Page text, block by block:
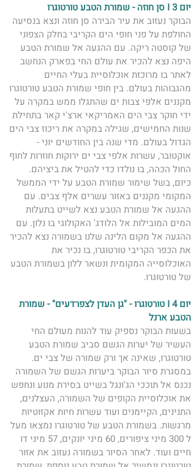
יום 3 I סן חוזה - שמורת הטבע טורטוגרו
הבוקר נעזוב את עיר הבירה סן חוזה ונצא בנסיעה
החולפת על פני חופי הים הקריבי בחלק הצפוני
של קוסטה ריקה. עם ההגעה אל שמורת הטבע
היפה נצא להכיר את עולם החי בפארק הנחשב
לאתר בו מרוכזת אוכלוסיית בעלי החיים
מהגבוהות בעולם. בין חופי שמורת הטבע טורטוגרו
מקננים אלפי צבות ים שהתגלו ממש במקרה על
ידי חוקר צבי הים האמריקאי ארצ'י קאר בתחילת
שנות החמישים, שגילה במקרה את ריכוז צבי הים
הגדול בעולם. מדי שנה בין החודשים יוני -
אוקטובר, עשרות אלפי צבי ים ירוקות חוזרות לחוף
החול הכהה, בו נולדו כדי להטיל את ביציהם.
כיום, בשל שימור שמורת הטבע על ידי הממשל
המקומי מקננים באזור עשרים אלף צבים. עם
ההגעה אל שמורת הטבע נצא לשייט בתעלות
המים המובילות אל הלודג' האקולוגי בו נלון. עם
ההגעה אל מקום הלינה שלנו בשמורה נצא להכיר
את הכפר הקריבי טורטוגרו, בו נכיר את
האוכלוסייה המקומית ונשאר ללון בשמורת הטבע
של טורטוגרו.
יום 4 I טורטוגרו - "גן העדן לצפרדעים" - שמורת
הטבע ארנל
בשעות הבוקר נספיק עוד להנות מעולם החי
העשיר של יערות הגשם סביב שמורת הטבע
טורטוגרו, שאינה אך ורק שמורה של צבי ים.
במסגרת סיור הבוקר ביערות הגשם של השמורה
נכנס אל תוככי הג'ונגל בשייט בסירת מנוע ונחפש
את אוכלוסיית הקופים של השמורה, העצלנים,
התנינים, הקיימנים ועוד עשרות חיות אקזוטיות
מרגשות. בשמורת הטבע של טורטוגרו נמצאו מעל
ל 300 מיני ציפורים, 60 מיני יונקים, 57 מיני דו
חיים ועוד. לאחר הסיור בשמורה נעזוב את אזור